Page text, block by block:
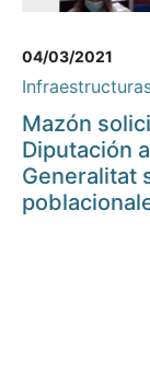
04/03/2021
Mazón
Diputación
Generalitat